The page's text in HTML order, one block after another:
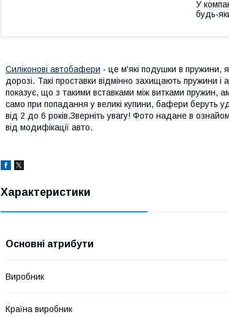
У
будь-
Силіконові автобафери - це м'які подушки в пружини,
дорозі. Такі проставки відмінно захищають пружини
показує, що з такими вставками між витками пружин,
само при попадання у великі купини, бафери беруть
від 2 до 6 років.Зверніть увагу! Фото надане в
від модифікації авто.
Характеристики
Основні атрибути
Виробник
Країна виробник